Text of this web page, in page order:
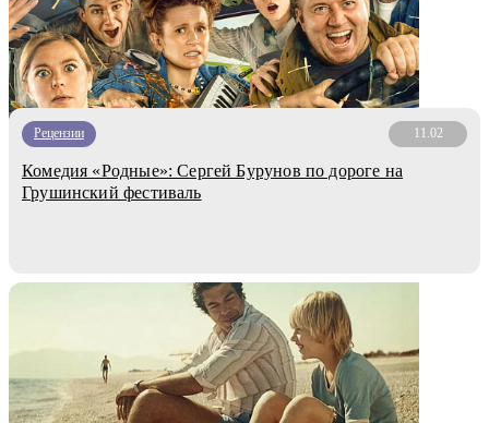
Рецензии 11.02
Комедия «Родные»: Сергей Бурунов по дороге на
Грушинский фестиваль